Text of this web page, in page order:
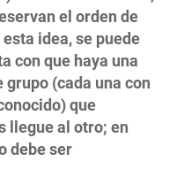
el orden de
idea, se puede
con que haya una
(cada una con
que
llegue al otro; en
debe ser